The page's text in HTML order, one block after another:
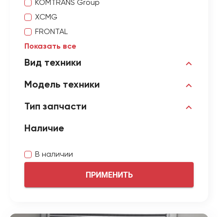
KOMTRANS Group
XCMG
FRONTAL
Показать все
Вид техники
Модель техники
Тип запчасти
Наличие
В наличии
ПРИМЕНИТЬ